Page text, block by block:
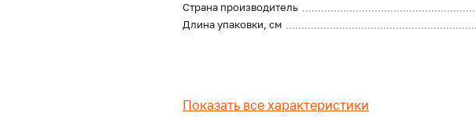
Страна производитель
Длина упаковки, см
Показать все характеристики